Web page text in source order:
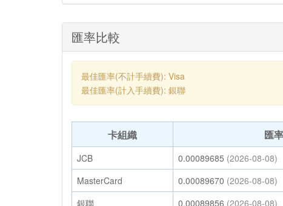
匯率比較
最佳匯率(不計手續費): Visa
最佳匯率(計入手續費): 銀聯
卡組織 匯率
JCB 0.00089685 (2026-08-08)
MasterCard
0.00089670 (2026-08-08)
銀聯
0.00089856 (2026-08-08)